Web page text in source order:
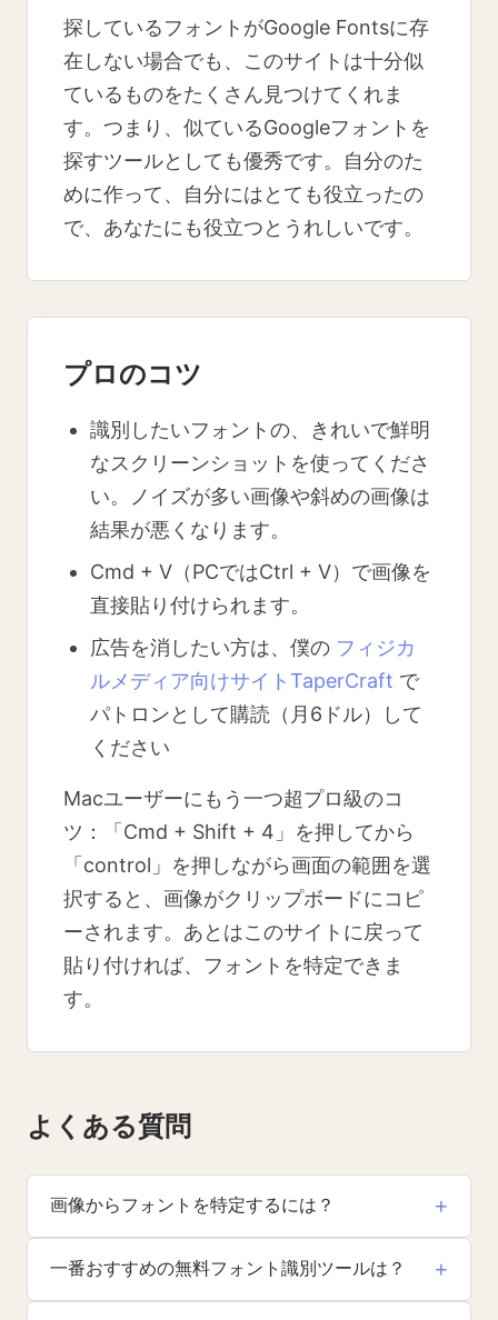
探しているフォントがGoogle Fontsに存
在しない場合でも、このサイトは十分似
ているものをたくさん見つけてくれま
す。つまり、似ているGoogleフォントを
探すツールとしても優秀です。自分のた
めに作って、自分にはとても役立ったの
で、あなたにも役立つとうれしいです。
プロのコツ
識別したいフォントの、きれいで鮮明
なスクリーンショットを使ってくださ
い。ノイズが多い画像や斜めの画像は
結果が悪くなります。
Cmd + V（PCではCtrl + V）で画像を
直接貼り付けられます。
広告を消したい方は、僕の フィジカ
ルメディア向けサイトTaperCraft で
パトロンとして購読（月6ドル）して
ください
Macユーザーにもう一つ超プロ級のコ
ツ：「Cmd + Shift + 4」を押してから
「control」を押しながら画面の範囲を選
択すると、画像がクリップボードにコピ
ーされます。あとはこのサイトに戻って
貼り付ければ、フォントを特定できま
す。
よくある質問
画像からフォントを特定するには？ +
一番おすすめの無料フォント識別ツールは？ +